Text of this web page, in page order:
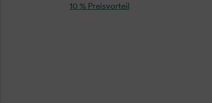
10 % Preisvorteil